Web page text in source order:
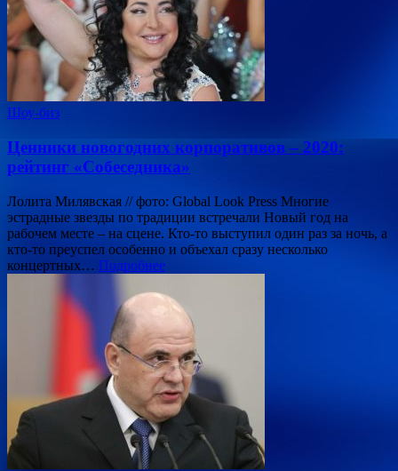
Шоу-биз
Ценники новогодних корпоративов – 2020:
рейтинг «Собеседника»
Лолита Милявская // фото: Global Look Press Многие
эстрадные звезды по традиции встречали Новый год на
рабочем месте – на сцене. Кто-то выступил один раз за ночь, а
кто-то преуспел особенно и объехал сразу несколько
концертных… Подробнее